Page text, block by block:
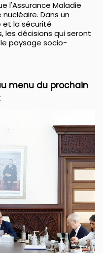
l'Assurance Maladie
Dans un
et la sécurité
les décisions qui seront
paysage socio-
menu du prochain